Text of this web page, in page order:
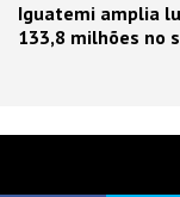
Iguatemi amplia
133,8 milhões no